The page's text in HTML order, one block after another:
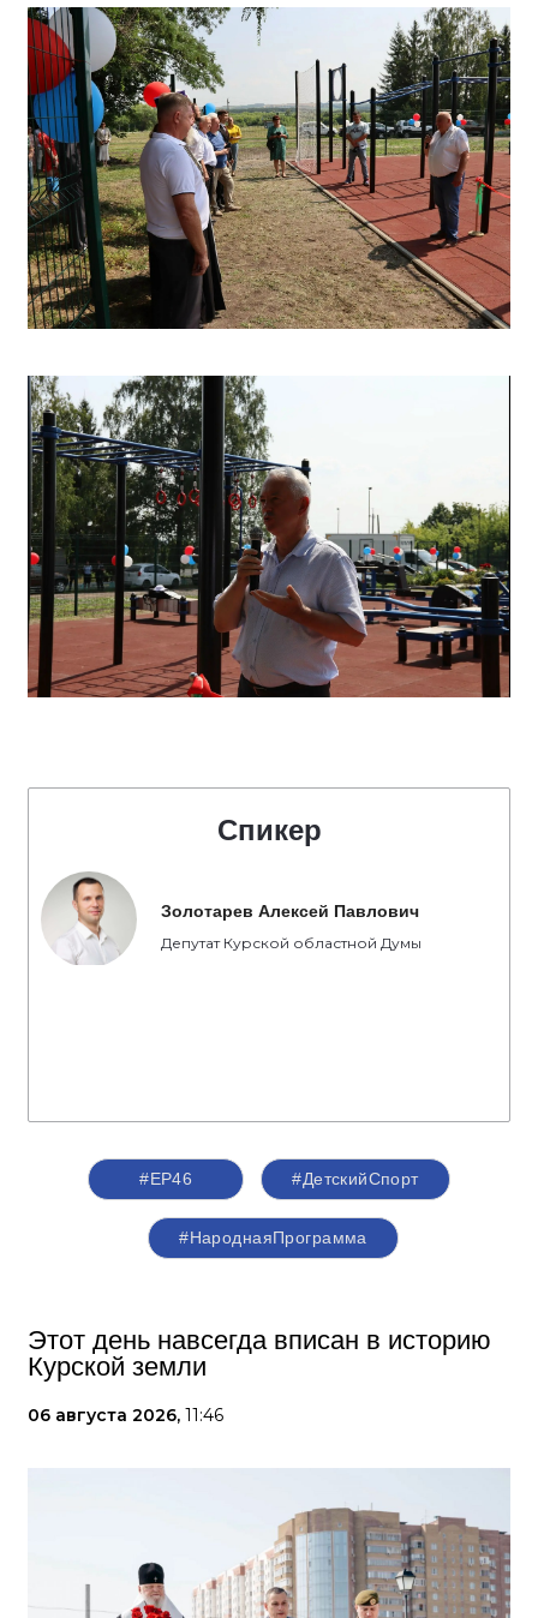
Спикер
Золотарев Алексей Павлович
Депутат Курской областной Думы
#ЕР46 #ДетскийСпорт
#НароднаяПрограмма
Этот день навсегда вписан в историю
Курской земли
06 августа 2026, 11:46